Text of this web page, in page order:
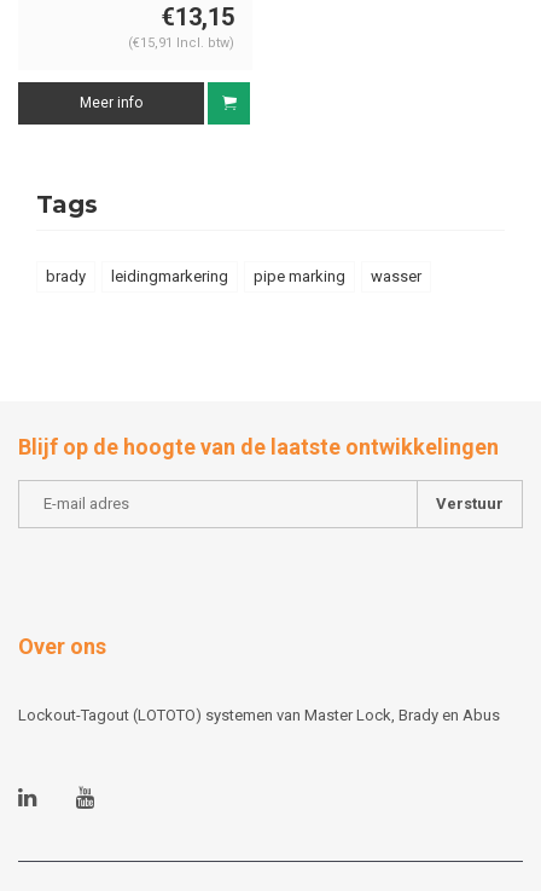
€13,15
(€15,91 Incl. btw)
Meer info
Tags
brady leidingmarkering pipe marking wasser
Blijf op de hoogte van de laatste ontwikkelingen
Verstuur
Over ons
Lockout-Tagout (LOTOTO) systemen van Master Lock, Brady en Abus